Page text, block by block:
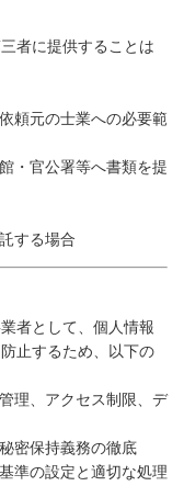
者に提供することは
頼元の士業への必要範
・官公署等へ書類を提
する場合
者として、個人情報
止するため、以下の
理、アクセス制限、デ
密保持義務の徹底
準の設定と適切な処理